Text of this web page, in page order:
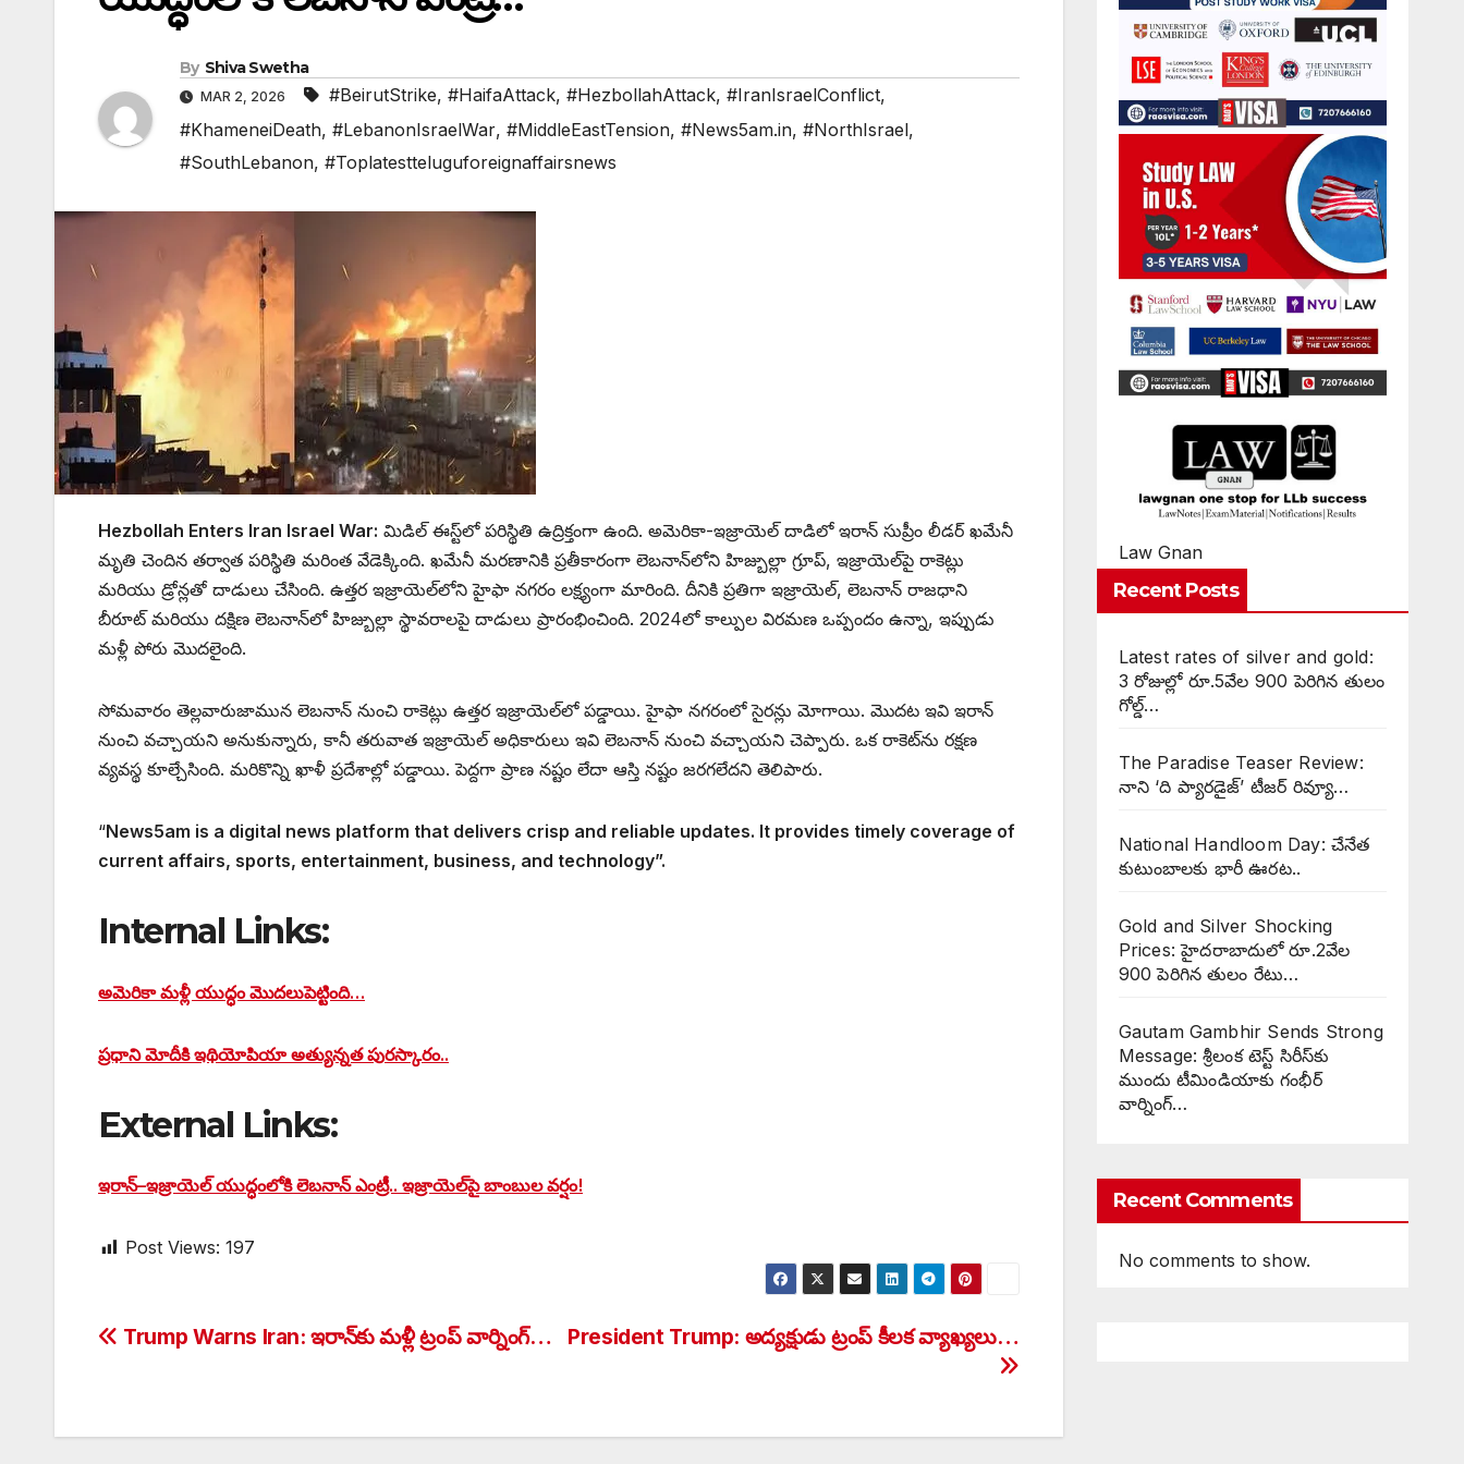
By Shiva Swetha
MAR 2, 2026 #BeirutStrike, #HaifaAttack, #HezbollahAttack, #IranIsraelConflict,
#KhameneiDeath, #LebanonIsraelWar, #MiddleEastTension, #News5am.in, #NorthIsrael,
#SouthLebanon, #Toplatestteluguforeignaffairsnews
Hezbollah Enters Iran Israel War: మిడిల్ ఈస్ట్‌లో పరిస్థితి ఉద్రిక్తంగా ఉంది. అమెరికా-ఇజ్రాయెల్ దాడిలో ఇరాన్ సుప్రీం లీడర్ ఖమేనీ
మృతి చెందిన తర్వాత పరిస్థితి మరింత వేడెక్కింది. ఖమేనీ మరణానికి ప్రతీకారంగా లెబనాన్‌లోని హిజ్బుల్లా గ్రూప్, ఇజ్రాయెల్‌పై రాకెట్లు
మరియు డ్రోన్లతో దాడులు చేసింది. ఉత్తర ఇజ్రాయెల్‌లోని హైఫా నగరం లక్ష్యంగా మారింది. దీనికి ప్రతిగా ఇజ్రాయెల్, లెబనాన్ రాజధాని
బీరూట్ మరియు దక్షిణ లెబనాన్‌లో హిజ్బుల్లా స్థావరాలపై దాడులు ప్రారంభించింది. 2024లో కాల్పుల విరమణ ఒప్పందం ఉన్నా, ఇప్పుడు
మళ్లీ పోరు మొదలైంది.
సోమవారం తెల్లవారుజామున లెబనాన్ నుంచి రాకెట్లు ఉత్తర ఇజ్రాయెల్‌లో పడ్డాయి. హైఫా నగరంలో సైరన్లు మోగాయి. మొదట ఇవి ఇరాన్
నుంచి వచ్చాయని అనుకున్నారు, కానీ తరువాత ఇజ్రాయెల్ అధికారులు ఇవి లెబనాన్ నుంచి వచ్చాయని చెప్పారు. ఒక రాకెట్‌ను రక్షణ
వ్యవస్థ కూల్చేసింది. మరికొన్ని ఖాళీ ప్రదేశాల్లో పడ్డాయి. పెద్దగా ప్రాణ నష్టం లేదా ఆస్తి నష్టం జరగలేదని తెలిపారు.
“News5am is a digital news platform that delivers crisp and reliable updates. It provides timely coverage of
current affairs, sports, entertainment, business, and technology”.
Internal Links:
అమెరికా మళ్లీ యుద్ధం మొదలుపెట్టింది…
ప్రధాని మోదీకి ఇథియోపియా అత్యున్నత పురస్కారం..
External Links:
ఇరాన్–ఇజ్రాయెల్ యుద్ధంలోకి లెబనాన్ ఎంట్రీ.. ఇజ్రాయెల్‌పై బాంబుల వర్షం!
Post Views: 197
Post
President Trump: అద్యక్షుడు ట్రంప్ కీలక వ్యాఖ్యలు…
Trump Warns Iran: ఇరాన్‌కు మళ్లీ ట్రంప్ వార్నింగ్…
Law Gnan
Recent Posts
Latest rates of silver and gold:
3 రోజుల్లో రూ.5వేల 900 పెరిగిన తులం
గోల్డ్…
The Paradise Teaser Review:
నాని ‘ది ప్యారడైజ్’ టీజర్ రివ్యూ…
National Handloom Day: చేనేత
కుటుంబాలకు భారీ ఊరట..
Gold and Silver Shocking
Prices: హైదరాబాదులో రూ.2వేల
900 పెరిగిన తులం రేటు…
Gautam Gambhir Sends Strong
Message: శ్రీలంక టెస్ట్ సిరీస్‌కు
ముందు టీమిండియాకు గంభీర్
వార్నింగ్…
Recent Comments
No comments to show.